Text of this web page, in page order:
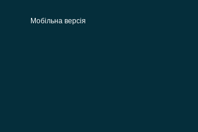
Мобільна версія